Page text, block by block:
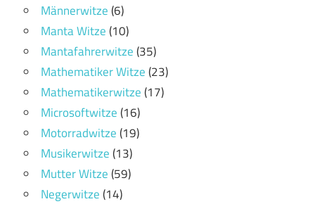
Männerwitze(6)
Manta Witze(10)
Mantafahrerwitze(35)
Mathematiker Witze(23)
Mathematikerwitze(17)
Microsoftwitze(16)
Motorradwitze(19)
Musikerwitze(13)
Mutter Witze(59)
Negerwitze(14)